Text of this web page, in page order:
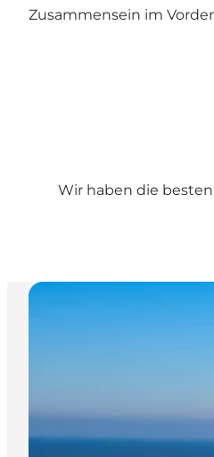
Zusammensein im
Wir haben die